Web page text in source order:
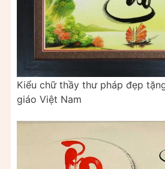
Kiểu chữ thầy thư pháp đẹp
giáo Việt Nam